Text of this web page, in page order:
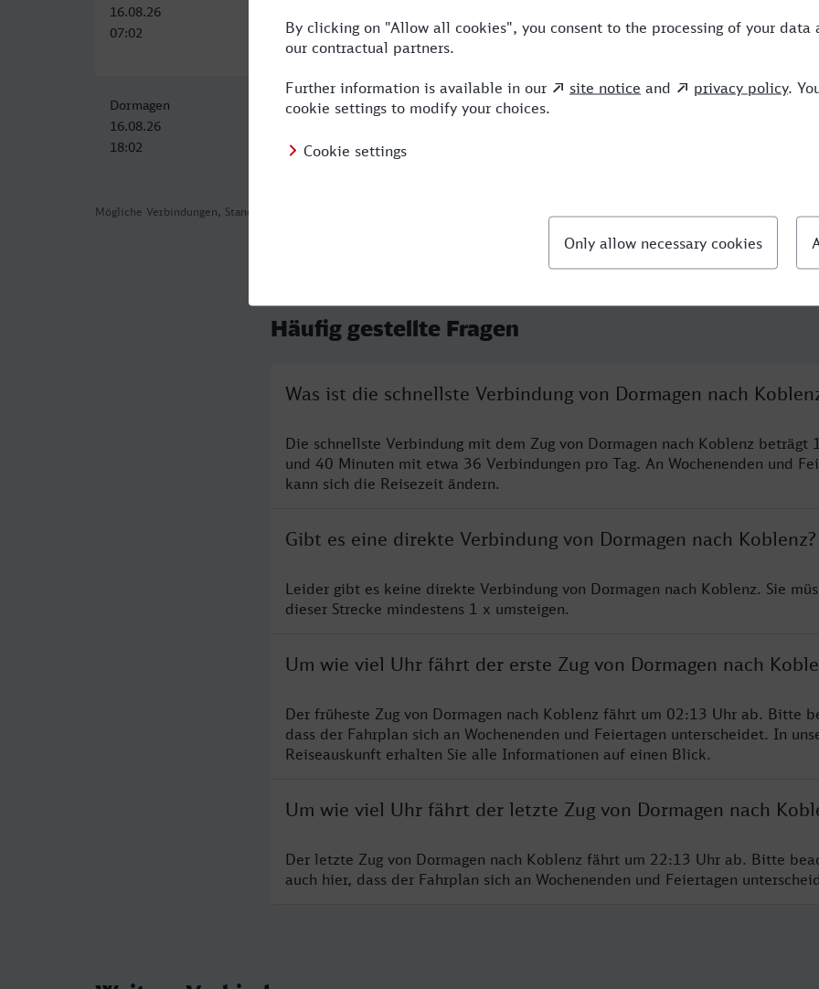
Mögliche Verbindungen, Stand: 2026-08-02 01:34
16.08.26
07:02
Dormagen
16.08.26
18:02
Koblenz Hbf
1:40 1
Häufig gestellte Fragen
Was ist die schnellste Verbindung von Dormagen nach
Die schnellste Verbindung mit dem Zug von Dormagen nach Koblenz beträgt
und 40 Minuten mit etwa 36 Verbindungen pro Tag. An Wochenenden und
kann sich die Reisezeit ändern.
Gibt es eine direkte Verbindung von Dormagen nach Koblenz?
Leider gibt es keine direkte Verbindung von Dormagen nach Koblenz. Sie
dieser Strecke mindestens 1 x umsteigen.
Um wie viel Uhr fährt der erste Zug von Dormagen nach
Der früheste Zug von Dormagen nach Koblenz fährt um 02:13 Uhr ab. Bitte
dass der Fahrplan sich an Wochenenden und Feiertagen unterscheidet. In
Reiseauskunft erhalten Sie alle Informationen auf einen Blick.
Um wie viel Uhr fährt der letzte Zug von Dormagen nach
Der letzte Zug von Dormagen nach Koblenz fährt um 22:13 Uhr ab. Bitte
auch hier, dass der Fahrplan sich an Wochenenden und Feiertagen